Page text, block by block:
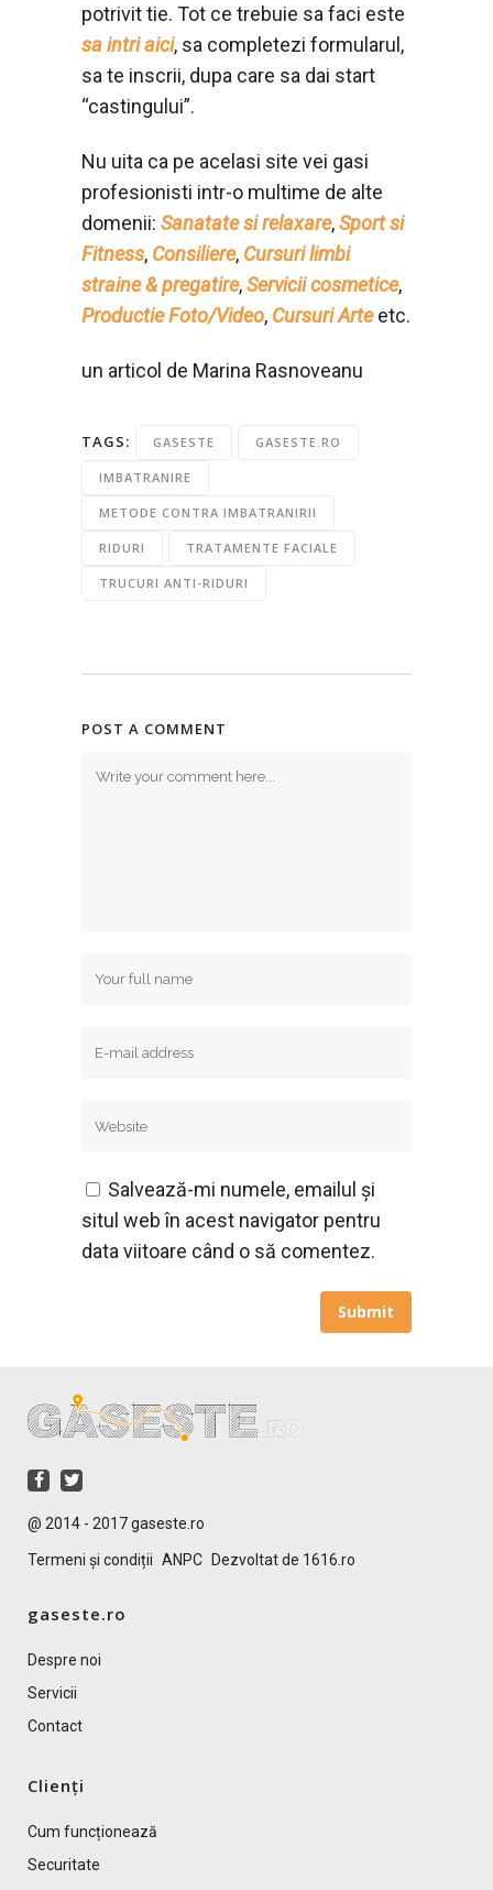
potrivit tie. Tot ce trebuie sa faci este
sa intri aici, sa completezi formularul,
sa te inscrii, dupa care sa dai start
“castingului”.
Nu uita ca pe acelasi site vei gasi
profesionisti intr-o multime de alte
domenii: Sanatate si relaxare,Sport si
Fitness, Consiliere, Cursuri limbi
straine & pregatire,Servicii cosmetice,
Productie Foto/Video, Cursuri Arteetc.
un articol de Marina Rasnoveanu
TAGS: GASESTE GASESTE.RO
IMBATRANIRE
METODE CONTRA IMBATRANIRII
RIDURI TRATAMENTE FACIALE
TRUCURI ANTI-RIDURI
POST A COMMENT
Salvează-mi numele, emailul și
situl web în acest navigator pentru
data viitoare când o să comentez.
@ 2014 - 2017 gaseste.ro
Termeni și condiții ANPC Dezvoltat de 1616.ro
gaseste.ro
Despre noi
Servicii
Contact
Clienți
Cum funcționează
Securitate